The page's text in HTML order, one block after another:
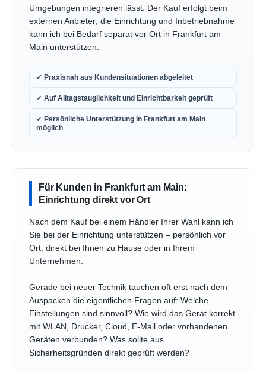
Umgebungen integrieren lässt. Der Kauf erfolgt beim
externen Anbieter; die Einrichtung und Inbetriebnahme
kann ich bei Bedarf separat vor Ort in Frankfurt am
Main unterstützen.
✓ Praxisnah aus Kundensituationen abgeleitet
✓ Auf Alltagstauglichkeit und Einrichtbarkeit geprüft
✓ Persönliche Unterstützung in Frankfurt am Main
möglich
Für Kunden in Frankfurt am Main:
Einrichtung direkt vor Ort
Nach dem Kauf bei einem Händler Ihrer Wahl kann ich
Sie bei der Einrichtung unterstützen – persönlich vor
Ort, direkt bei Ihnen zu Hause oder in Ihrem
Unternehmen.
Gerade bei neuer Technik tauchen oft erst nach dem
Auspacken die eigentlichen Fragen auf: Welche
Einstellungen sind sinnvoll? Wie wird das Gerät korrekt
mit WLAN, Drucker, Cloud, E-Mail oder vorhandenen
Geräten verbunden? Was sollte aus
Sicherheitsgründen direkt geprüft werden?